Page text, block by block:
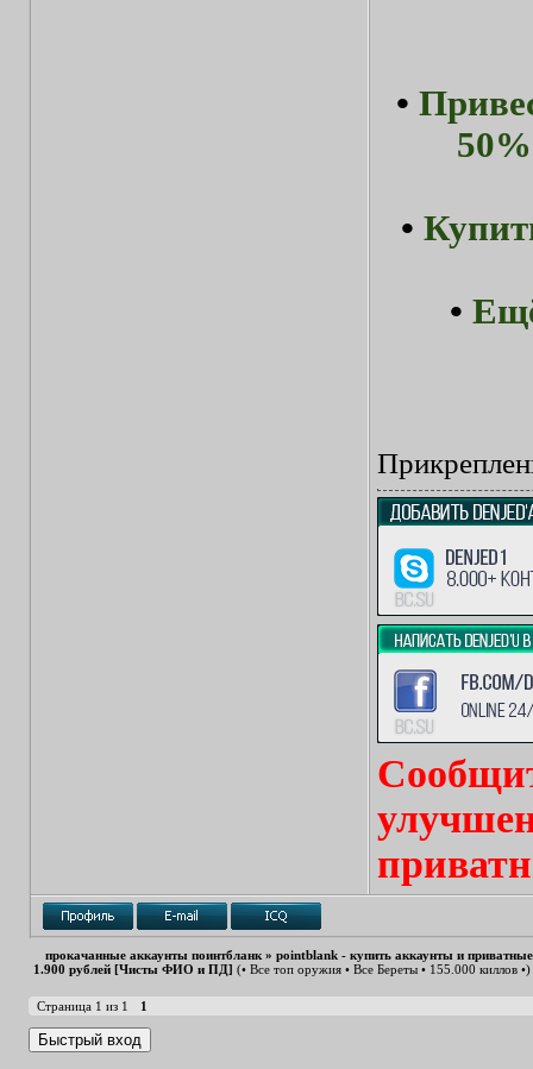
•
•
•
прокачанные аккаунты поинтбланк » pointblank - купить аккаунты и
1.900 рублей [Чисты ФИО и ПД] (• Все топ оружия • Все Береты • 155.000 киллов •)
Страница 1 из 1 1